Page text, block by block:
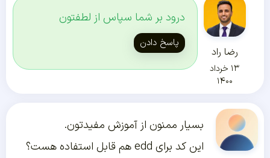
رضا راد
۱۳ خرداد
۱۴۰۰
درود بر شما سپاس از لطفتون
پاسخ دادن
بسیار ممنون از آموزش مفیدتون.
این کد برای edd هم قابل استفاده هست؟